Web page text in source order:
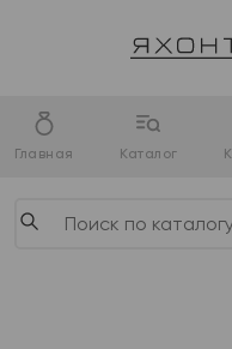
Главная Каталог